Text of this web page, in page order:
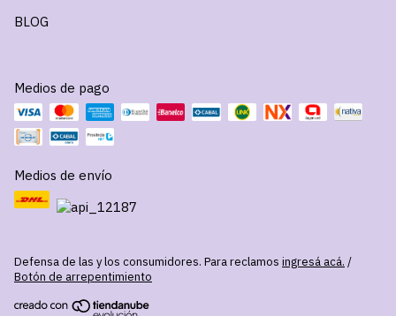
BLOG
Medios de pago
Medios de envío
Defensa de las y los consumidores. Para reclamos ingresá acá. /
Botón de arrepentimiento